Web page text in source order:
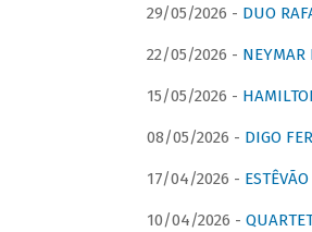
29/05/2026 - DUO
22/05/2026 -
15/05/2026 -
08/05/2026 - DIGO
17/04/2026 -
10/04/2026 -